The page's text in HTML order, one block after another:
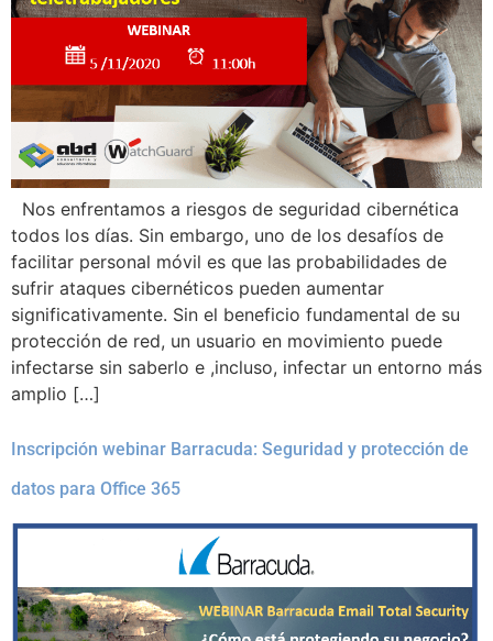
Nos enfrentamos a riesgos de seguridad cibernética
todos los días. Sin embargo, uno de los desafíos de
facilitar personal móvil es que las probabilidades de
sufrir ataques cibernéticos pueden aumentar
significativamente. Sin el beneficio fundamental de su
protección de red, un usuario en movimiento puede
infectarse sin saberlo e ,incluso, infectar un entorno más
amplio […]
Inscripción webinar Barracuda: Seguridad y protección de
datos para Office 365